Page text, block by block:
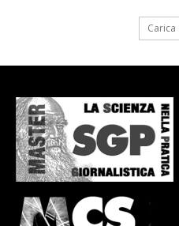
Carica